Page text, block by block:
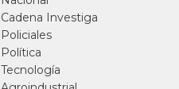
Cadena Investiga
Policiales
Política
Tecnología